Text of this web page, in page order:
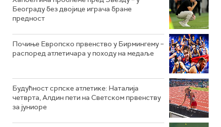
Београду без двојице играча бране
предност
Почиње Европско првенство у Бирмингему –
распоред атлетичара у походу на медаље
Будућност српске атлетике: Наталија
четврта, Алдин пети на Светском првенству
за јуниоре